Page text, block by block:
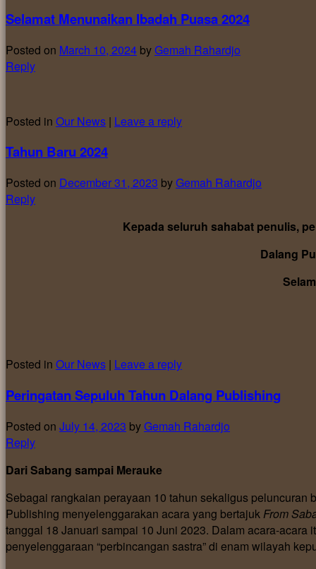
Selamat Menunaikan Ibadah Puasa 2024
Posted on March 10, 2024 byGemah Rahardjo
Reply
Posted in Our News | Leave a reply
Tahun Baru 2024
Posted on December 31, 2023 byGemah Rahardjo
Reply
Kepada seluruh sahabat penulis,
Dalang
Posted in Our News | Leave a reply
Peringatan Sepuluh Tahun Dalang Publishing
Posted on July 14, 2023 byGemah Rahardjo
Reply
Dari Sabang sampai Merauke
Sebagai rangkaian perayaan 10 tahun sekaligus
Publishing menyelenggarakan acara yang bertajuk From
tanggal 18 Januari sampai 10 Juni 2023. Dalam acara-acara
penyelenggaraan “perbincangan sastra” di enam wilayah